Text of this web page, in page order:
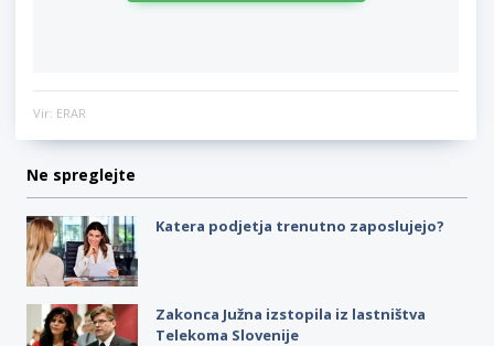
Vir: ERAR
Ne spreglejte
Katera podjetja trenutno zaposlujejo?
Zakonca Južna izstopila iz lastništva
Telekoma Slovenije